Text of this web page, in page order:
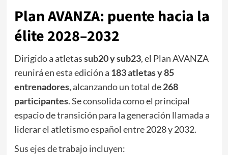
Plan AVANZA: puente hacia la
élite 2028–2032
Dirigido a atletassub20 y sub23, el Plan AVANZA
reunirá en esta edición a 183 atletas y 85
entrenadores, alcanzando un total de268
participantes. Se consolida como el principal
espacio de transición para la generación llamada a
liderar el atletismo español entre 2028 y 2032.
Sus ejes de trabajo incluyen: